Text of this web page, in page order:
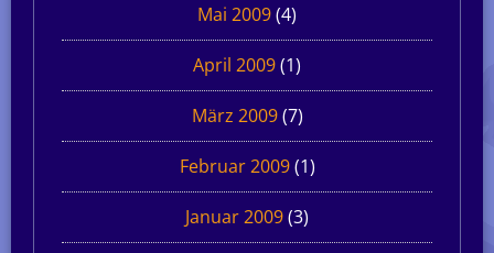
Mai 2009(4)
April 2009(1)
März 2009(7)
Februar 2009(1)
Januar 2009(3)